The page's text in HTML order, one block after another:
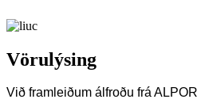
Vörulýsing
Við framleiðum álfroðu frá